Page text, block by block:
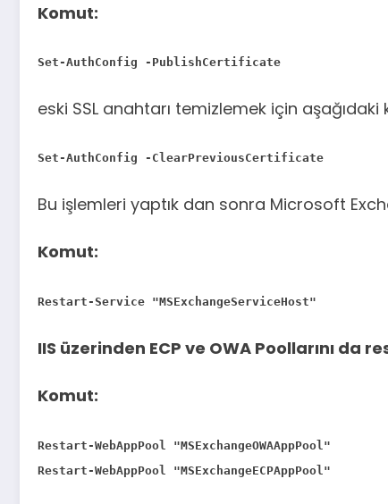
Komut:
Set-AuthConfig -PublishCertificate
eski SSL anahtarı temizlemek için aşağıdaki
Set-AuthConfig -ClearPreviousCertificate
Bu işlemleri yaptık dan sonra Microsoft
Komut:
Restart-Service "MSExchangeServiceHost"
IIS üzerinden ECP ve OWA Poollarını da
Komut:
Restart-WebAppPool "MSExchangeOWAAppPool"
Restart-WebAppPool "MSExchangeECPAppPool"